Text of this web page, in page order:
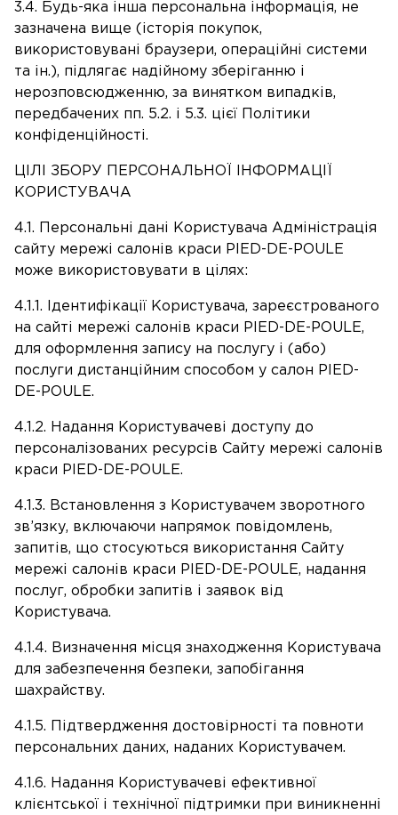
3.4. Будь-яка інша персональна інформація, не
зазначена вище (історія покупок,
використовувані браузери, операційні системи
та ін.), підлягає надійному зберіганню і
нерозповсюдженню, за винятком випадків,
передбачених пп. 5.2. і 5.3. цієї Політики
конфіденційності.
ЦІЛІ ЗБОРУ ПЕРСОНАЛЬНОЇ ІНФОРМАЦІЇ
КОРИСТУВАЧА
4.1. Персональні дані Користувача Адміністрація
сайту мережі салонів краси PIED-DE-POULE
може використовувати в цілях:
4.1.1. Ідентифікації Користувача, зареєстрованого
на сайті мережі салонів краси PIED-DE-POULE,
для оформлення запису на послугу і (або)
послуги дистанційним способом у салон PIED-
DE-POULE.
4.1.2. Надання Користувачеві доступу до
персоналізованих ресурсів Сайту мережі салонів
краси PIED-DE-POULE.
4.1.3. Встановлення з Користувачем зворотного
зв’язку, включаючи напрямок повідомлень,
запитів, що стосуються використання Сайту
мережі салонів краси PIED-DE-POULE, надання
послуг, обробки запитів і заявок від
Користувача.
4.1.4. Визначення місця знаходження Користувача
для забезпечення безпеки, запобігання
шахрайству.
4.1.5. Підтвердження достовірності та повноти
персональних даних, наданих Користувачем.
4.1.6. Надання Користувачеві ефективної
клієнтської і технічної підтримки при виникненні